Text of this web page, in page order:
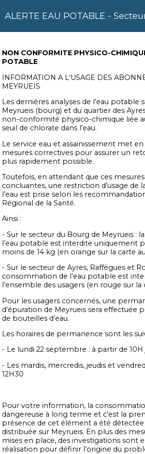
ALERTE EAU POTABLE -
NON CONFORMITE PHYSICO-
POTABLE
INFORMATION A L'USAGE DES
MEYRUEIS
Les dernières analyses de l’eau potable
Meyrueis (bourg) et du quartier des
non-conformité physico-chimique liée
seuil de chlorate dans l’eau.
Le service eau et assainissement met
mesures correctives pour assurer un
plus rapidement possible.
Toutefois, en attendant que ces
concluantes, une restriction d’usage de
l’eau est prise selon les
Régional de la Santé.
Ainsi :
- Sur le secteur du Bourg de Meyrueis :
l’eau potable est interdite uniquement
moins de 14 kg (en orange sur la carte
- Sur le secteur de Ayres, Raffègues et
consommation de l’eau potable est
l’ensemble des usagers (en rouge sur la
Pour les usagers concernés, une
d’épuration de Meyrueis sera effectuée
de bouteilles d’eau.
Les horaires de permanence sont les
- Le lundi 22 septembre : à partir de 10H
- Les mardis, mercredis, jeudis et
12H30
Pour votre information, la
dangereuse à long terme et c’est la
présence de cet élément a été détectée
distribuée sur Meyrueis. En plus des
mises en place, des investigations sont
réalisation pour définir l’origine du